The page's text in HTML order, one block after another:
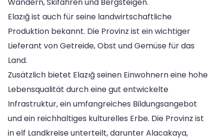
Elazığ ist auch für seine landwirtschaftliche
Produktion bekannt. Die Provinz ist ein wichtiger
Lieferant von Getreide, Obst und Gemüse für das
Land.
Zusätzlich bietet Elazığ seinen Einwohnern eine hohe
Lebensqualität durch eine gut entwickelte
Infrastruktur, ein umfangreiches Bildungsangebot
und ein reichhaltiges kulturelles Erbe. Die Provinz ist
in elf Landkreise unterteilt, darunter Alacakaya,